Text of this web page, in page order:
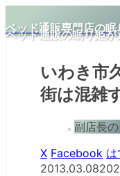
ベッド通販の眠り姫
ベッド通販専門店の眠
いわき市
街は混雑
副店長
X Facebook
2013.03.08